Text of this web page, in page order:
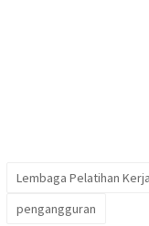
Lembaga Pelatihan Kerja
pengangguran